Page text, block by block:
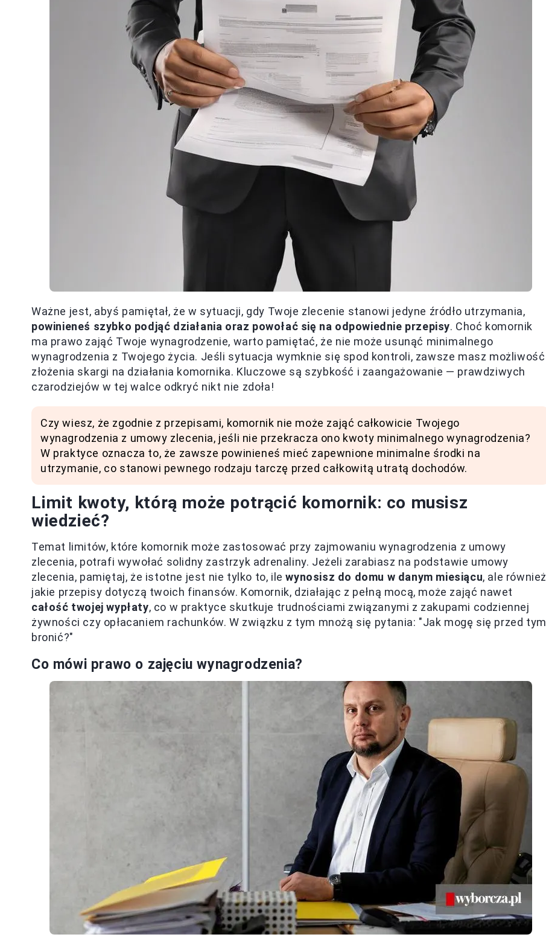
Ważne jest, abyś pamiętał, że w sytuacji, gdy Twoje zlecenie stanowi jedyne źródło utrzymania,
powinieneś szybko podjąć działania oraz powołać się na odpowiednie przepisy. Choć komornik
ma prawo zająć Twoje wynagrodzenie, warto pamiętać, że nie może usunąć minimalnego
wynagrodzenia z Twojego życia. Jeśli sytuacja wymknie się spod kontroli, zawsze masz możliwość
złożenia skargi na działania komornika. Kluczowe są szybkość i zaangażowanie — prawdziwych
czarodziejów w tej walce odkryć nikt nie zdoła!
Czy wiesz, że zgodnie z przepisami, komornik nie może zająć całkowicie Twojego
wynagrodzenia z umowy zlecenia, jeśli nie przekracza ono kwoty minimalnego wynagrodzenia?
W praktyce oznacza to, że zawsze powinieneś mieć zapewnione minimalne środki na
utrzymanie, co stanowi pewnego rodzaju tarczę przed całkowitą utratą dochodów.
Limit kwoty, którą może potrącić komornik: co musisz
wiedzieć?
Temat limitów, które komornik może zastosować przy zajmowaniu wynagrodzenia z umowy
zlecenia, potrafi wywołać solidny zastrzyk adrenaliny. Jeżeli zarabiasz na podstawie umowy
zlecenia, pamiętaj, że istotne jest nie tylko to, ilewynosisz do domu w danym miesiącu, ale również
jakie przepisy dotyczą twoich finansów. Komornik, działając z pełną mocą, może zająć nawet
całość twojej wypłaty, co w praktyce skutkuje trudnościami związanymi z zakupami codziennej
żywności czy opłacaniem rachunków. W związku z tym mnożą się pytania: "Jak mogę się przed tym
bronić?"
Co mówi prawo o zajęciu wynagrodzenia?